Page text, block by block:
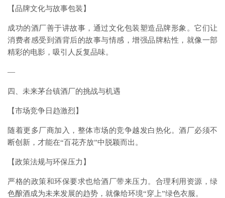
【品牌文化与故事包装】
成功的酒厂善于讲故事，通过文化包装塑造品牌形象。它们让
消费者感受到酒背后的故事与情感，增强品牌粘性，就像一部
精彩的电影，吸引人反复品味。
—
四、未来茅台镇酒厂的挑战与机遇
【市场竞争日趋激烈】
随着更多厂商加入，整体市场的竞争越发白热化。酒厂必须不
断创新，才能在“百花齐放”中脱颖而出。
【政策法规与环保压力】
严格的政策和环保要求也给酒厂带来压力。合理利用资源，绿
色酿酒成为未来发展的趋势，就像给环境“穿上”绿色衣服。